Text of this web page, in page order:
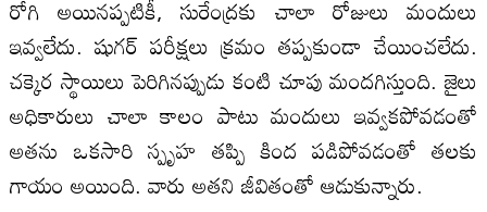
రోగి అయినప్పటికీ, సురేంద్రకు చాలా రోజులు మందులు
ఇవ్వలేదు. షుగర్ పరీక్షలు క్రమం తప్పకుండా చేయించలేదు.
చక్కెర స్థాయిలు పెరిగినప్పుడు కంటి చూపు మందగిస్తుంది. జైలు
అధికారులు చాలా కాలం పాటు మందులు ఇవ్వకపోవడంతో
అతను ఒకసారి స్పృహ తప్పి కింద పడిపోవడంతో తలకు
గాయం అయింది. వారు అతని జీవితంతో ఆడుకున్నారు.